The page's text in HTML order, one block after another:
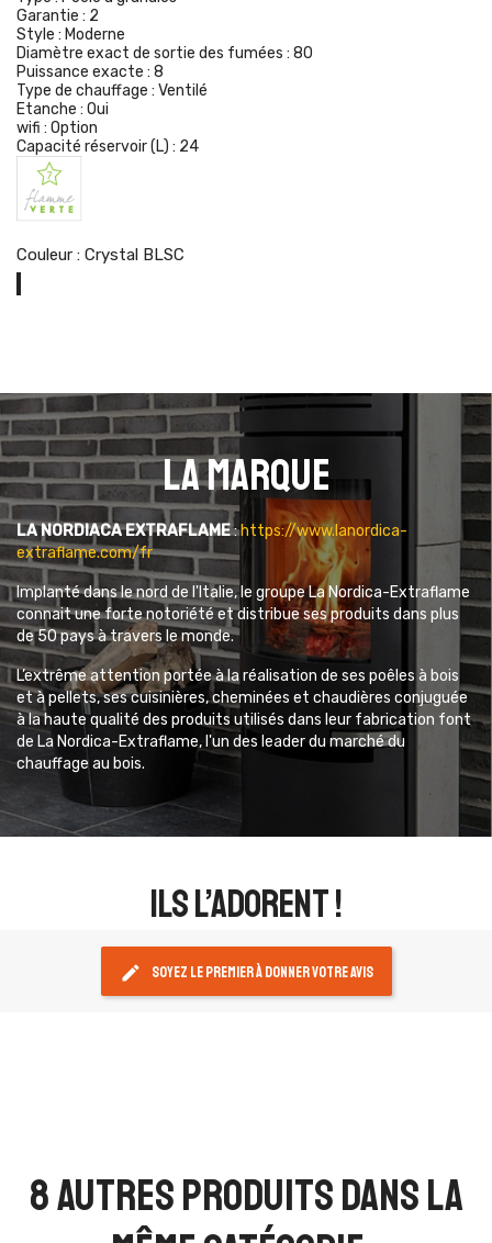
Garantie : 2
Style : Moderne
Diamètre exact de sortie des fumées : 80
Puissance exacte : 8
Type de chauffage : Ventilé
Etanche : Oui
wifi : Option
Capacité réservoir (L) : 24
Couleur : Crystal BLSC
La marque
LA NORDIACA EXTRAFLAME:https://www.lanordica-
extraflame.com/fr
Implanté dans le nord de l'Italie, le groupe La Nordica-Extraflame
connait une forte notoriété et distribue ses produits dans plus
de 50 pays à travers le monde.
L’extrême attention portée à la réalisation de ses poêles à bois
et à pellets, ses cuisinières, cheminées et chaudières conjuguée
à la haute qualité des produits utilisés dans leur fabrication font
de La Nordica-Extraflame, l'un des leader du marché du
chauffage au bois.
ils l’adorent !
edit Soyez le premier à donner votre avis
8 autres produits dans la